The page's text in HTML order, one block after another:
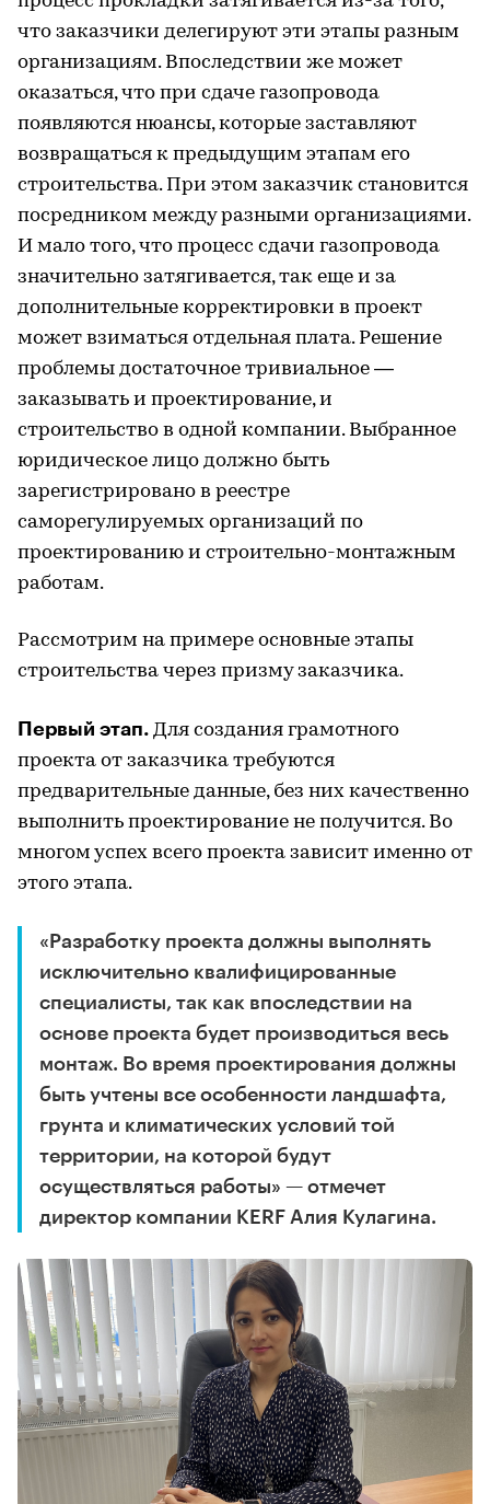
что заказчики делегируют эти этапы разным
организациям. Впоследствии же может
оказаться, что при сдаче газопровода
появляются нюансы, которые заставляют
возвращаться к предыдущим этапам его
строительства. При этом заказчик становится
посредником между разными организациями.
И мало того, что процесс сдачи газопровода
значительно затягивается, так еще и за
дополнительные корректировки в проект
может взиматься отдельная плата. Решение
проблемы достаточное тривиальное —
заказывать и проектирование, и
строительство в одной компании. Выбранное
юридическое лицо должно быть
зарегистрировано в реестре
саморегулируемых организаций по
проектированию и строительно-монтажным
работам.
Рассмотрим на примере основные этапы
строительства через призму заказчика.
Первый этап. Для создания грамотного
проекта от заказчика требуются
предварительные данные, без них качественно
выполнить проектирование не получится. Во
многом успех всего проекта зависит именно от
этого этапа.
«Разработку проекта должны выполнять
исключительно квалифицированные
специалисты, так как впоследствии на
основе проекта будет производиться весь
монтаж. Во время проектирования должны
быть учтены все особенности ландшафта,
грунта и климатических условий той
территории, на которой будут
осуществляться работы» — отмечет
директор компании KERF Алия Кулагина.